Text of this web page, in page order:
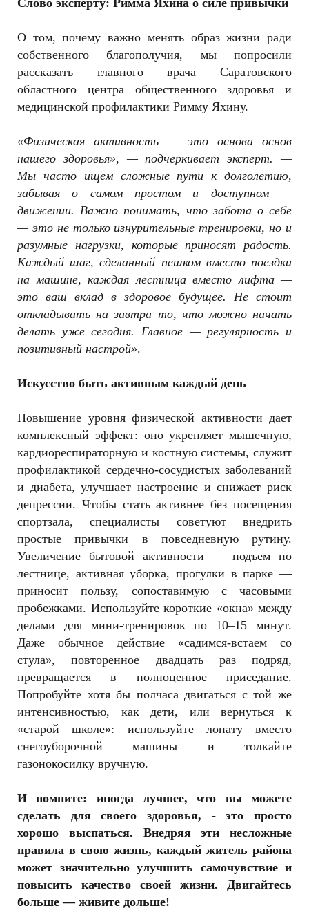
Слово эксперту: Римма Яхина о силе привычки
О том, почему важно менять образ жизни ради
собственного благополучия, мы попросили
рассказать главного врача Саратовского
областного центра общественного здоровья и
медицинской профилактики Римму Яхину.
«Физическая активность — это основа основ
нашего здоровья», — подчеркивает эксперт. —
Мы часто ищем сложные пути к долголетию,
забывая о самом простом и доступном —
движении. Важно понимать, что забота о себе
— это не только изнурительные тренировки, но и
разумные нагрузки, которые приносят радость.
Каждый шаг, сделанный пешком вместо поездки
на машине, каждая лестница вместо лифта —
это ваш вклад в здоровое будущее. Не стоит
откладывать на завтра то, что можно начать
делать уже сегодня. Главное — регулярность и
позитивный настрой».
Искусство быть активным каждый день
Повышение уровня физической активности дает
комплексный эффект: оно укрепляет мышечную,
кардиореспираторную и костную системы, служит
профилактикой сердечно-сосудистых заболеваний
и диабета, улучшает настроение и снижает риск
депрессии. Чтобы стать активнее без посещения
спортзала, специалисты советуют внедрить
простые привычки в повседневную рутину.
Увеличение бытовой активности — подъем по
лестнице, активная уборка, прогулки в парке —
приносит пользу, сопоставимую с часовыми
пробежками. Используйте короткие «окна» между
делами для мини-тренировок по 10–15 минут.
Даже обычное действие «садимся-встаем со
стула», повторенное двадцать раз подряд,
превращается в полноценное приседание.
Попробуйте хотя бы полчаса двигаться с той же
интенсивностью, как дети, или вернуться к
«старой школе»: используйте лопату вместо
снегоуборочной машины и толкайте
газонокосилку вручную.
И помните: иногда лучшее, что вы можете
сделать для своего здоровья, - это просто
хорошо выспаться. Внедряя эти несложные
правила в свою жизнь, каждый житель района
может значительно улучшить самочувствие и
повысить качество своей жизни. Двигайтесь
больше — живите дольше!